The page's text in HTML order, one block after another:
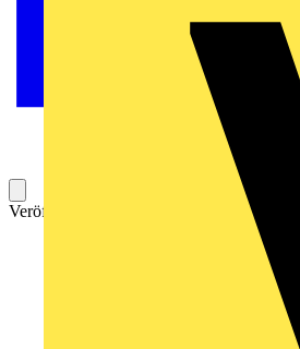
Veröffentlicht: 22. Februar 2016